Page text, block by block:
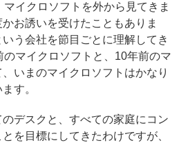
イクロソフトを外から見てきま
お誘いを受けたこともありま
う会社を節目ごとに理解してき
マイクロソフトと、10年前のマ
いまのマイクロソフトはかなり
す。
デスクと、すべての家庭にコン
を目標にしてきたわけですが、